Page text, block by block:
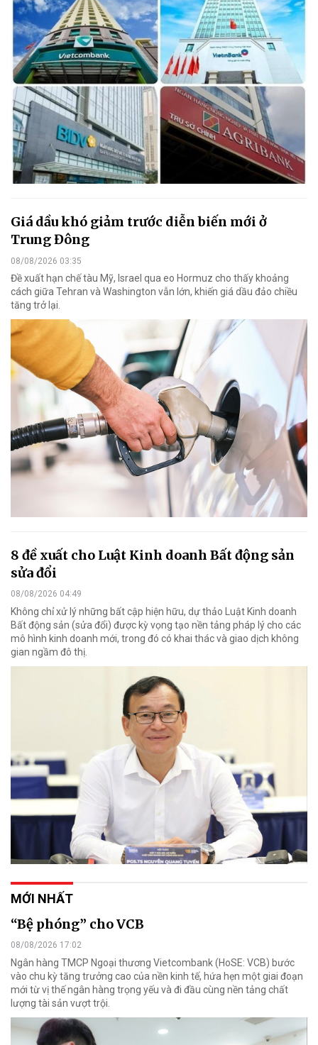
Giá dầu khó giảm trước diễn biến mới ở
Trung Đông
08/08/2026 03:35
Đề xuất hạn chế tàu Mỹ, Israel qua eo Hormuz cho thấy khoảng
cách giữa Tehran và Washington vẫn lớn, khiến giá dầu đảo chiều
tăng trở lại.
8 đề xuất cho Luật Kinh doanh Bất động sản
sửa đổi
08/08/2026 04:49
Không chỉ xử lý những bất cập hiện hữu, dự thảo Luật Kinh doanh
Bất động sản (sửa đổi) được kỳ vọng tạo nền tảng pháp lý cho các
mô hình kinh doanh mới, trong đó có khai thác và giao dịch không
gian ngầm đô thị.
MỚI NHẤT
“Bệ phóng” cho VCB
08/08/2026 17:02
Ngân hàng TMCP Ngoại thương Vietcombank (HoSE: VCB) bước
vào chu kỳ tăng trưởng cao của nền kinh tế, hứa hẹn một giai đoạn
mới từ vị thế ngân hàng trọng yếu và đi đầu cùng nền tảng chất
lượng tài sản vượt trội.